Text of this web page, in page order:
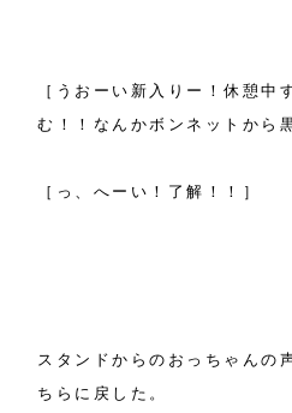
［うおーい新入りー！休憩中
む！！なんかボンネットから
［っ、へーい！了解！！］
スタンドからのおっちゃんの
ちらに戻した。